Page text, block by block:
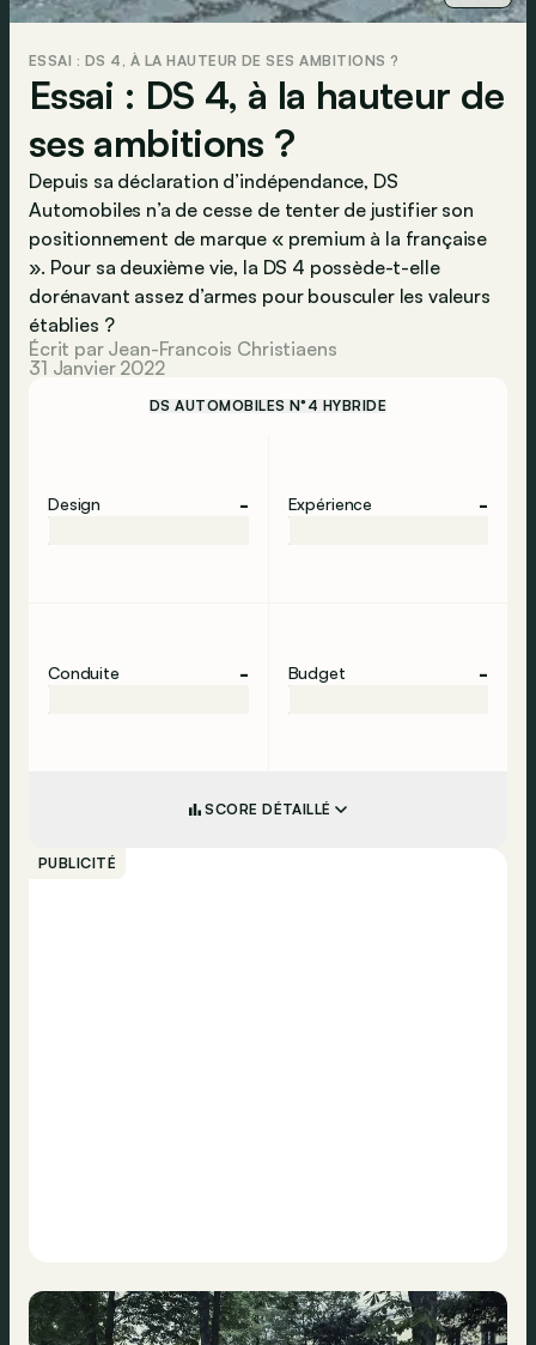
ESSAI : DS 4, À LA HAUTEUR DE SES AMBITIONS ?
Essai : DS 4, à la hauteur de
ses ambitions ?
Depuis sa déclaration d’indépendance, DS
Automobiles n’a de cesse de tenter de justifier son
positionnement de marque « premium à la française
». Pour sa deuxième vie, la DS 4 possède-t-elle
dorénavant assez d’armes pour bousculer les valeurs
établies ?
Écrit par Jean-Francois Christiaens
31 Janvier 2022
DS AUTOMOBILES N°4 HYBRIDE
Design - Expérience -
Conduite - Budget -
SCORE DÉTAILLÉ
PUBLICITÉ